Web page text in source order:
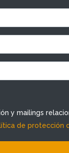
y mailings
de protección